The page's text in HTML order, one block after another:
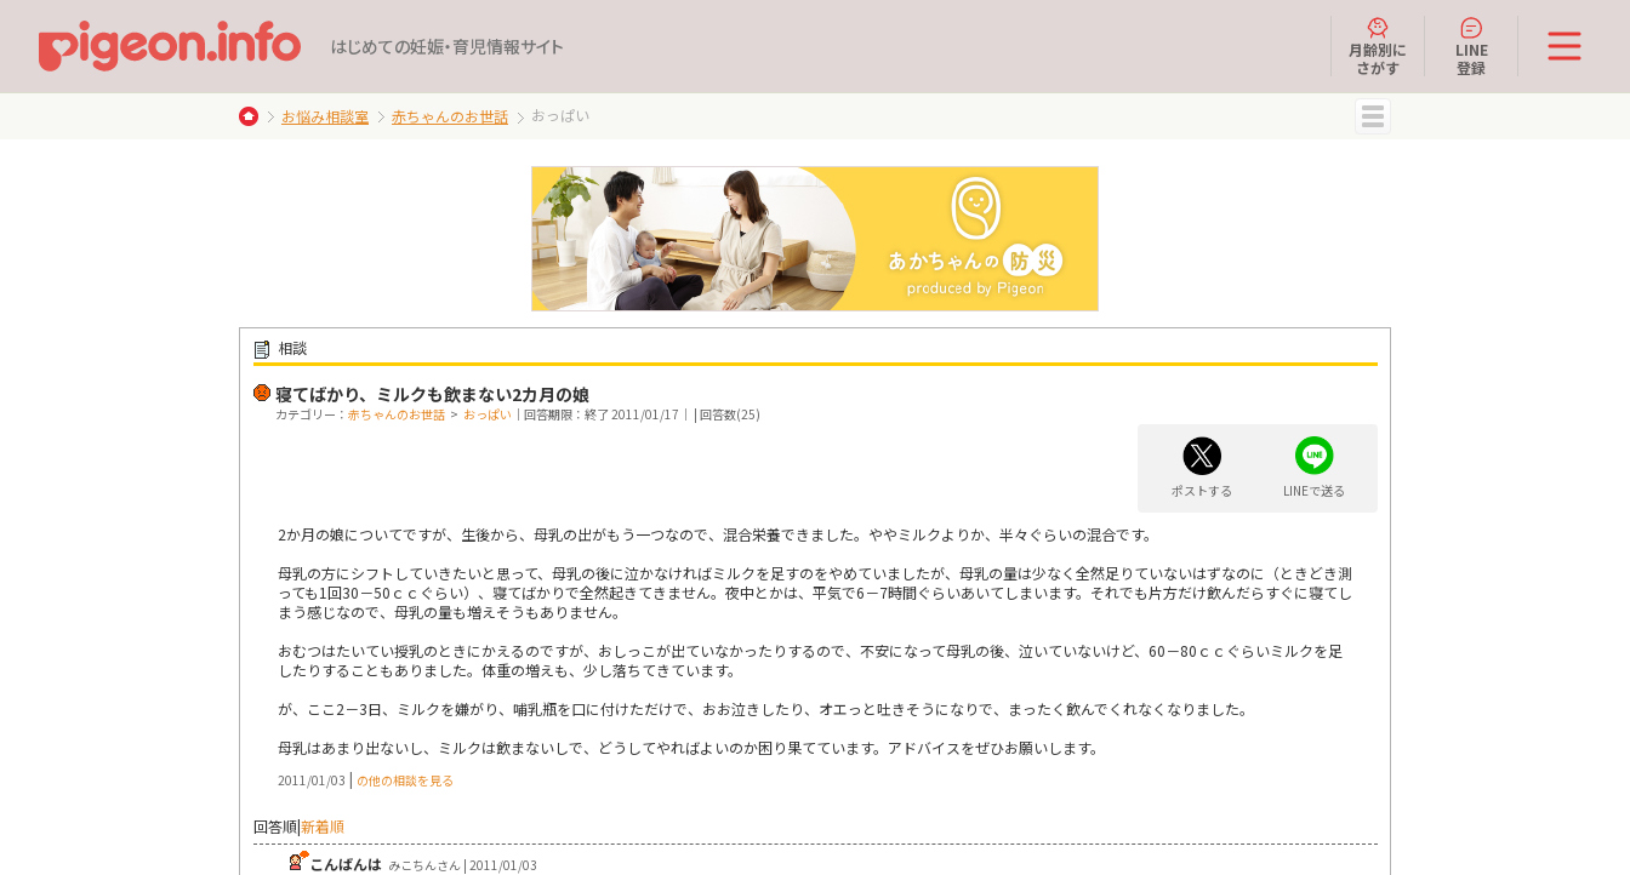
はじめての妊娠・育児情報サイト
月齢別に
さがす
LINE
登録
お悩み相談室 赤ちゃんのお世話 おっぱい
相談
寝てばかり、ミルクも飲まない2カ月の娘
カテゴリー： 赤ちゃんのお世話 > おっぱい ｜回答期限：終了 2011/01/17｜ | 回答数(25)
ポストする LINEで送る
2か月の娘についてですが、生後から、母乳の出がもう一つなので、混合栄養できました。ややミルクよりか、半々ぐらいの混合です。
母乳の方にシフトしていきたいと思って、母乳の後に泣かなければミルクを足すのをやめていましたが、母乳の量は少なく全然足りていないはずなのに（ときどき測
っても1回30－50ｃｃぐらい）、寝てばかりで全然起きてきません。夜中とかは、平気で6－7時間ぐらいあいてしまいます。それでも片方だけ飲んだらすぐに寝てし
まう感じなので、母乳の量も増えそうもありません。
おむつはたいてい授乳のときにかえるのですが、おしっこが出ていなかったりするので、不安になって母乳の後、泣いていないけど、60－80ｃｃぐらいミルクを足
したりすることもありました。体重の増えも、少し落ちてきています。
が、ここ2－3日、ミルクを嫌がり、哺乳瓶を口に付けただけで、おお泣きしたり、オエっと吐きそうになりで、まったく飲んでくれなくなりました。
母乳はあまり出ないし、ミルクは飲まないしで、どうしてやればよいのか困り果てています。アドバイスをぜひお願いします。
2011/01/03 | の他の相談を見る
回答順|新着順
こんばんは みこちんさん | 2011/01/03